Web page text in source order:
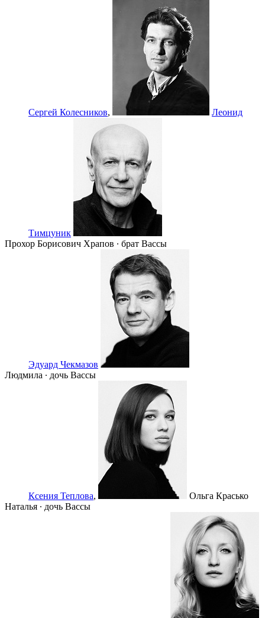
Сергей Колесников, Леонид
Тимцуник
Прохор Борисович Храпов ∙ брат Вассы
Эдуард Чекмазов
Людмила ∙ дочь Вассы
Ксения Теплова,
Ольга Красько
Наталья ∙ дочь Вассы